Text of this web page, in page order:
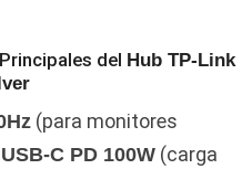
del Hub TP-Link
(para monitores
C PD 100W (carga